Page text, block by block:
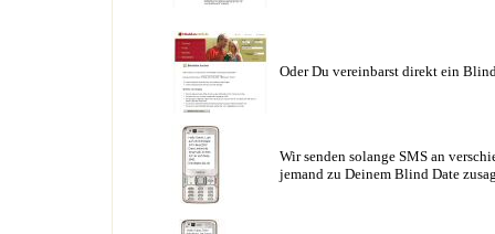
Oder Du vereinbarst direkt ein
Wir senden solange SMS an
jemand zu Deinem Blind Date